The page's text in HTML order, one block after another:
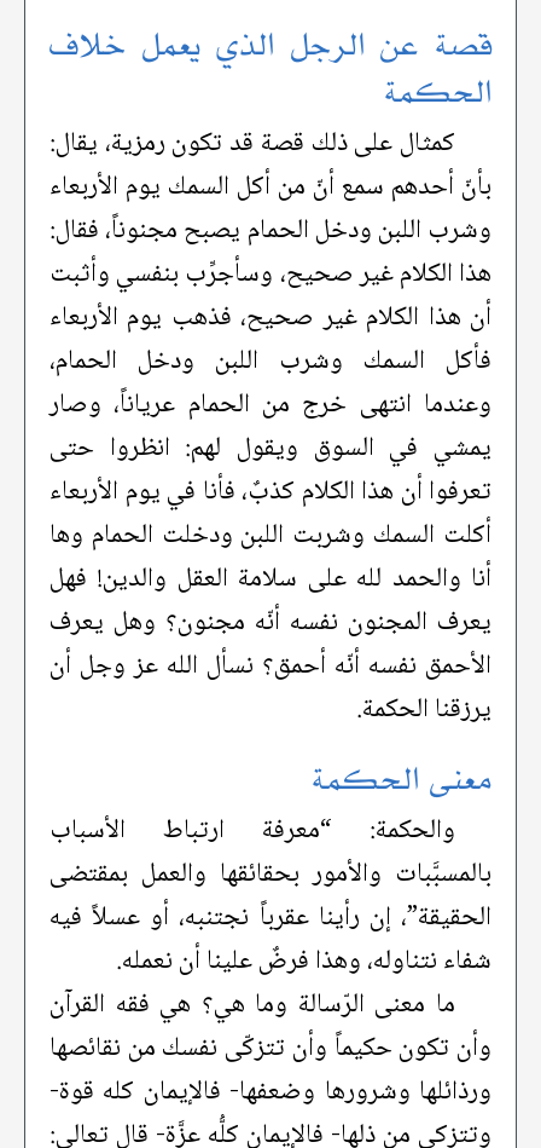
قصة عن الرجل الذي يعمل خلاف
الحكمة
كمثال على ذلك قصة قد تكون رمزية، يقال:
بأنّ أحدهم سمع أنّ من أكل السمك يوم الأربعاء
وشرب اللبن ودخل الحمام يصبح مجنوناً، فقال:
هذا الكلام غير صحيح، وسأجرِّب بنفسي وأثبت
أن هذا الكلام غير صحيح، فذهب يوم الأربعاء
فأكل السمك وشرب اللبن ودخل الحمام،
وعندما انتهى خرج من الحمام عرياناً، وصار
يمشي في السوق ويقول لهم: انظروا حتى
تعرفوا أن هذا الكلام كذبٌ، فأنا في يوم الأربعاء
أكلت السمك وشربت اللبن ودخلت الحمام وها
أنا والحمد لله على سلامة العقل والدين! فهل
يعرف المجنون نفسه أنّه مجنون؟ وهل يعرف
الأحمق نفسه أنّه أحمق؟ نسأل الله عز وجل أن
يرزقنا الحكمة.
معنى الحكمة
والحكمة: “معرفة ارتباط الأسباب
بالمسبَّبات والأمور بحقائقها والعمل بمقتضى
الحقيقة”، إن رأينا عقرباً نجتنبه، أو عسلاً فيه
شفاء نتناوله، وهذا فرضٌ علينا أن نعمله.
ما معنى الرّسالة وما هي؟ هي فقه القرآن
وأن تكون حكيماً وأن تتزكّى نفسك من نقائصها
ورذائلها وشرورها وضعفها- فالإيمان كله قوة-
وتتزكى من ذلها- فالإيمان كلُّه عزَّة- قال تعالى: